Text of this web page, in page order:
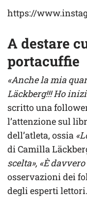
https://
A destare
portacuffie
«Anche la mia
Läckberg!!! Ho
scritto una
l’attenzione sul
dell’atleta, ossia
di Camilla
scelta», «È
osservazioni dei
degli esperti